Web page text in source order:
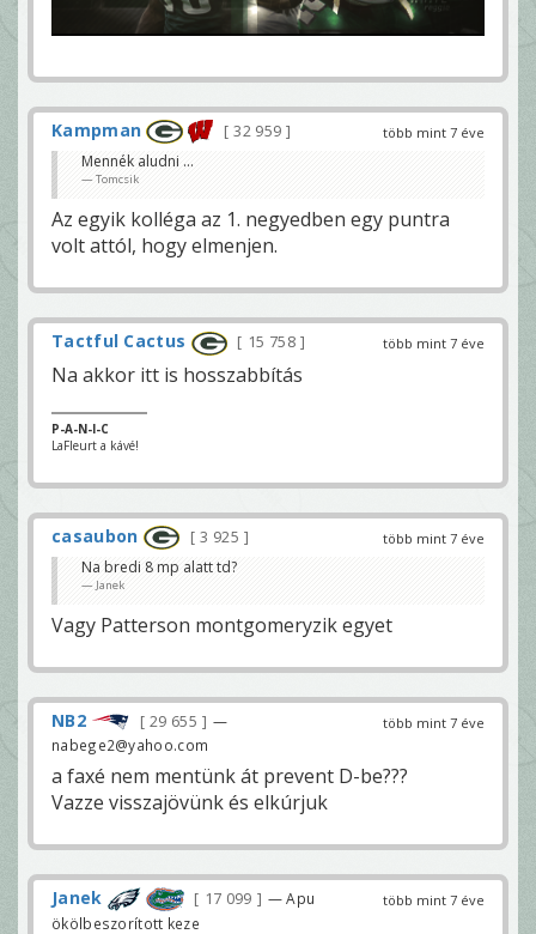
több mint 7 éve
Kampman
32 959
Mennék aludni ...
Tomcsik
Az egyik kolléga az 1. negyedben egy puntra
volt attól, hogy elmenjen.
több mint 7 éve
Tactful Cactus 15 758
Na akkor itt is hosszabbítás
P-A-N-I-C
LaFleurt a kávé!
több mint 7 éve
casaubon
3 925
Na bredi 8 mp alatt td?
Janek
Vagy Patterson montgomeryzik egyet
több mint 7 éve
NB2 29 655
—
nabege2@yahoo.com
a faxé nem mentünk át prevent D-be???
Vazze visszajövünk és elkúrjuk
több mint 7 éve
Janek 17 099
— Apu
ökölbeszorított keze